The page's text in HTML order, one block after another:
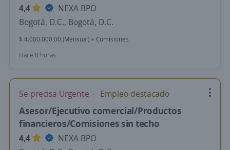
4,4
NEXA BPO
Bogotá, D.C., Bogotá, D.C.
$ 4.000.000,00 (Mensual) + Comisiones
Hace 8 horas
Se precisa Urgente Empleo destacado
Asesor/Ejecutivo comercial/Productos
financieros/Comisiones sin techo
4,4
NEXA BPO